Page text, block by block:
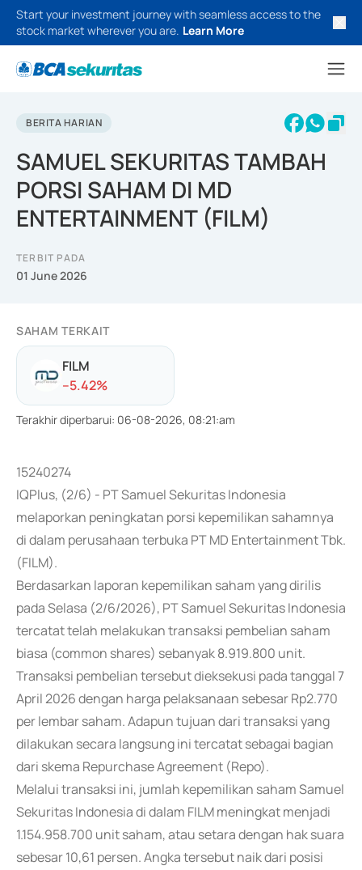
Start your investment journey with seamless access to the
stock market wherever you are. Learn More
BERITA HARIAN
SAMUEL SEKURITAS TAMBAH
PORSI SAHAM DI MD
ENTERTAINMENT (FILM)
TERBIT PADA
01 June 2026
SAHAM TERKAIT
FILM
--5.42%
Terakhir diperbarui: 06-08-2026, 08:21:am
15240274
IQPlus, (2/6) - PT Samuel Sekuritas Indonesia
melaporkan peningkatan porsi kepemilikan sahamnya
di dalam perusahaan terbuka PT MD Entertainment Tbk.
(FILM).
Berdasarkan laporan kepemilikan saham yang dirilis
pada Selasa (2/6/2026), PT Samuel Sekuritas Indonesia
tercatat telah melakukan transaksi pembelian saham
biasa (common shares) sebanyak 8.919.800 unit.
Transaksi pembelian tersebut dieksekusi pada tanggal 7
April 2026 dengan harga pelaksanaan sebesar Rp2.770
per lembar saham. Adapun tujuan dari transaksi yang
dilakukan secara langsung ini tercatat sebagai bagian
dari skema Repurchase Agreement (Repo).
Melalui transaksi ini, jumlah kepemilikan saham Samuel
Sekuritas Indonesia di dalam FILM meningkat menjadi
1.154.958.700 unit saham, atau setara dengan hak suara
sebesar 10,61 persen. Angka tersebut naik dari posisi